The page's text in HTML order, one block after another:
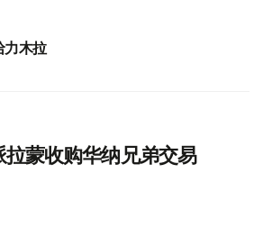
力木拉
蒙收购华纳兄弟交易